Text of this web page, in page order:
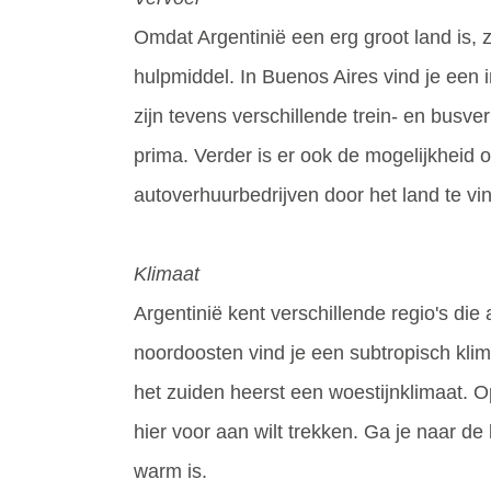
Omdat Argentinië een erg groot land is,
hulpmiddel. In Buenos Aires vind je
zijn tevens verschillende trein- en
prima. Verder is er ook de mogelijkheid
autoverhuurbedrijven door het land te
Klimaat
Argentinië kent verschillende regio's
noordoosten vind je een subtropisch
het zuiden heerst een woestijnklimaat.
hier voor aan wilt trekken. Ga je naar
warm is.